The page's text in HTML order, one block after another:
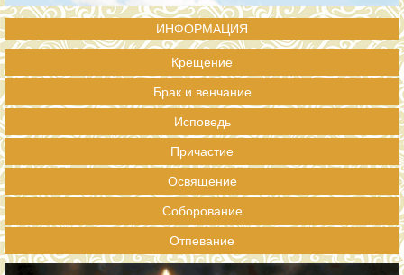
ИНФОРМАЦИЯ
Крещение
Брак и венчание
Исповедь
Причастие
Освящение
Соборование
Отпевание